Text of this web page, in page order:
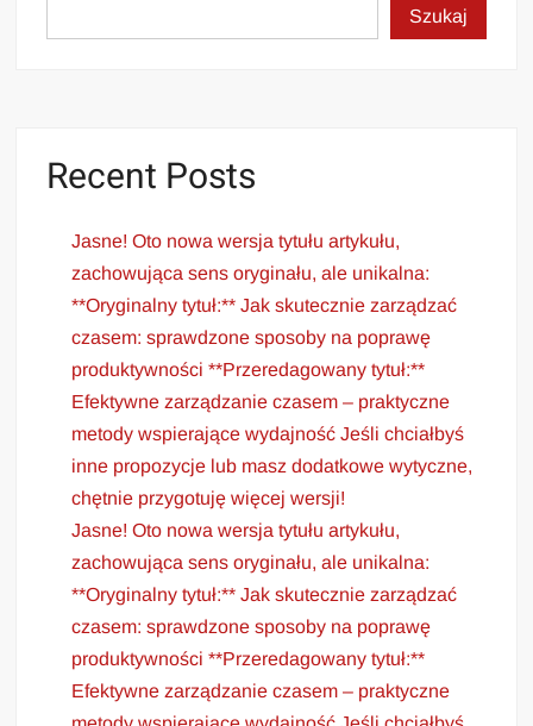
Szukaj
Recent Posts
Jasne! Oto nowa wersja tytułu artykułu,
zachowująca sens oryginału, ale unikalna:
**Oryginalny tytuł:** Jak skutecznie zarządzać
czasem: sprawdzone sposoby na poprawę
produktywności **Przeredagowany tytuł:**
Efektywne zarządzanie czasem – praktyczne
metody wspierające wydajność Jeśli chciałbyś
inne propozycje lub masz dodatkowe wytyczne,
chętnie przygotuję więcej wersji!
Jasne! Oto nowa wersja tytułu artykułu,
zachowująca sens oryginału, ale unikalna:
**Oryginalny tytuł:** Jak skutecznie zarządzać
czasem: sprawdzone sposoby na poprawę
produktywności **Przeredagowany tytuł:**
Efektywne zarządzanie czasem – praktyczne